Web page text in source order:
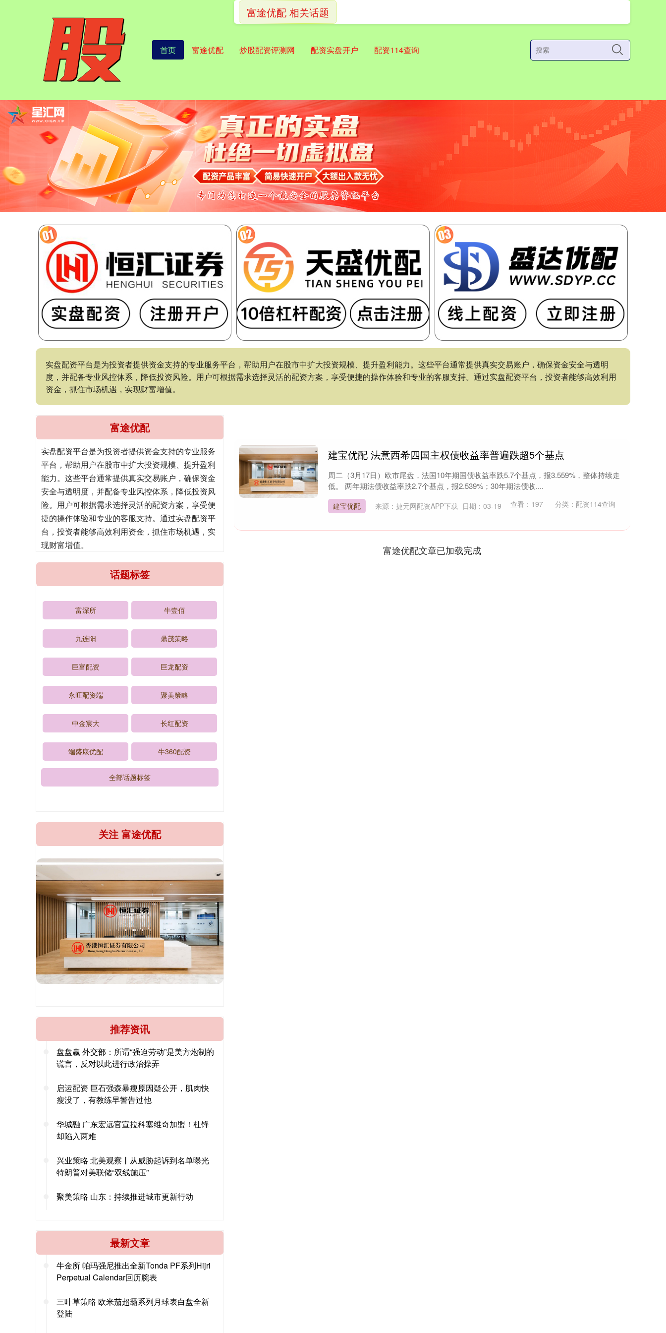
首页 富途优配 炒股配资评测网 配资实盘开户 配资114查询
实盘配资平台是为投资者提供资金支持的专业服务平台，帮助用户在股市中扩大投资规模、提升盈利能力。这些平台通常提供真实交易账户，确保资金安全与透明
度，并配备专业风控体系，降低投资风险。用户可根据需求选择灵活的配资方案，享受便捷的操作体验和专业的客服支持。通过实盘配资平台，投资者能够高效利用
资金，抓住市场机遇，实现财富增值。
富途优配 相关话题
建宝优配 法意西希四国主权债收益率普遍跌超5个基点
周二（3月17日）欧市尾盘，法国10年期国债收益率跌5.7个基点，报3.559%，整体持续走
低。 两年期法债收益率跌2.7个基点，报2.539%；30年期法债收....
建宝优配 来源：捷元网配资APP下载 日期：03-19 查看： 197 分类： 配资114查询
富途优配文章已加载完成
富途优配
实盘配资平台是为投资者提供资金支持的专业服务
平台，帮助用户在股市中扩大投资规模、提升盈利
能力。这些平台通常提供真实交易账户，确保资金
安全与透明度，并配备专业风控体系，降低投资风
险。用户可根据需求选择灵活的配资方案，享受便
捷的操作体验和专业的客服支持。通过实盘配资平
台，投资者能够高效利用资金，抓住市场机遇，实
现财富增值。
话题标签
富深所 牛壹佰
九连阳 鼎茂策略
巨富配资 巨龙配资
永旺配资端 聚美策略
中金宸大 长红配资
端盛康优配 牛360配资
全部话题标签
关注 富途优配
推荐资讯
盘盘赢 外交部：所谓“强迫劳动”是美方炮制的
谎言，反对以此进行政治操弄
启运配资 巨石强森暴瘦原因疑公开，肌肉快
瘦没了，有教练早警告过他
华城融 广东宏远官宣拉科塞维奇加盟！杜锋
却陷入两难
兴业策略 北美观察丨从威胁起诉到名单曝光
特朗普对美联储“双线施压”
聚美策略 山东：持续推进城市更新行动
最新文章
牛金所 帕玛强尼推出全新Tonda PF系列Hijri
Perpetual Calendar回历腕表
三叶草策略 欧米茄超霸系列月球表白盘全新
登陆